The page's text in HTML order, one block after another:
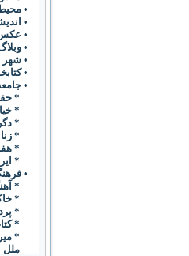
•
•
• عکس
•
•
•
•
*
*
*
*
*
*
•
*
*
*
*
*
ملل